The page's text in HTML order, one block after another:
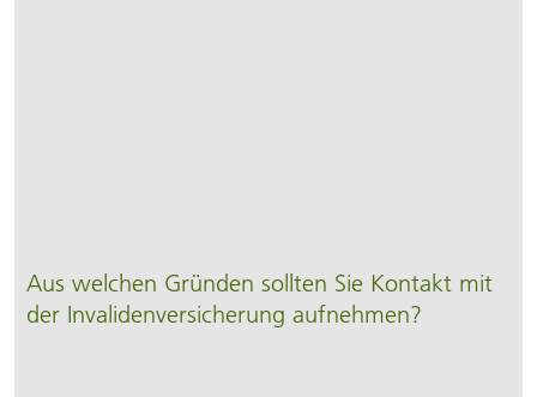
Aus welchen Gründen sollten Sie Kontakt mit
der Invaliden­ver­sicherung auf­nehmen?